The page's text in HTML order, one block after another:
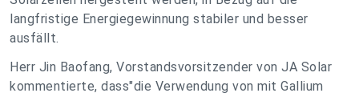
langfristige Energiegewinnung stabiler und besser
ausfällt.
Herr Jin Baofang, Vorstandsvorsitzender von JA Solar
kommentierte, dass"die Verwendung von mit Gallium